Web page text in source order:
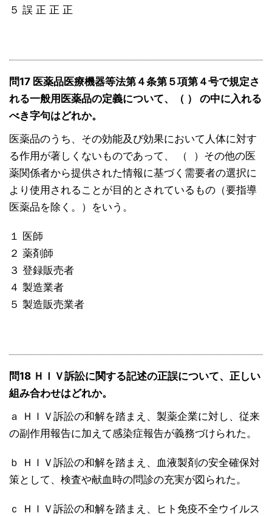
５ 誤 正 正 正
問17 医薬品医療機器等法第４条第５項第４号で規定さ
れる一般用医薬品の定義について、（ ） の中に入れる
べき字句はどれか。
医薬品のうち、その効能及び効果において人体に対す
る作用が著しくないものであって、 （ ）その他の医
薬関係者から提供された情報に基づく需要者の選択に
より使用されることが目的とされているもの（要指導
医薬品を除く。）をいう。
１ 医師
２ 薬剤師
３ 登録販売者
４ 製造業者
５ 製造販売業者
問18 ＨＩＶ訴訟に関する記述の正誤について、正しい
組み合わせはどれか。
ａ ＨＩＶ訴訟の和解を踏まえ、製薬企業に対し、従来
の副作用報告に加えて感染症報告が義務づけられた。
ｂ ＨＩＶ訴訟の和解を踏まえ、血液製剤の安全確保対
策として、検査や献血時の問診の充実が図られた。
ｃ ＨＩＶ訴訟の和解を踏まえ、ヒト免疫不全ウイルス